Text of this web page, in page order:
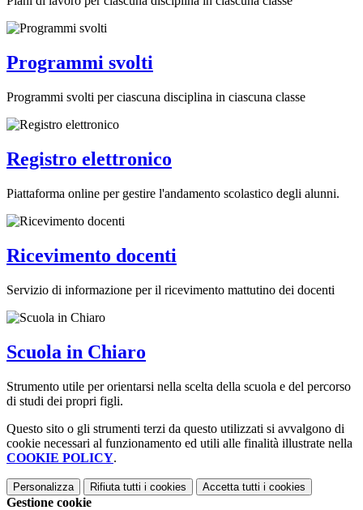
Programmi svolti
Programmi svolti per ciascuna disciplina in ciascuna classe
Registro elettronico
Piattaforma online per gestire l'andamento scolastico degli alunni.
Ricevimento docenti
Servizio di informazione per il ricevimento mattutino dei docenti
Scuola in Chiaro
Strumento utile per orientarsi nella scelta della scuola e del percorso
di studi dei propri figli.
Questo sito o gli strumenti terzi da questo utilizzati si avvalgono di
cookie necessari al funzionamento ed utili alle finalità illustrate nella
COOKIE POLICY.
Personalizza Rifiuta tutti i cookies Accetta tutti i cookies
Gestione cookie